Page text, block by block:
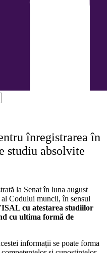
înregistrarea în
studiu absolvite
la Senat în luna august
Codului muncii, în sensul
cu atestarea studiilor
cu ultima formă de
informații se poate forma